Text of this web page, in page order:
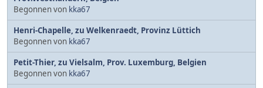
Begonnen von kka67
Henri-Chapelle, zu Welkenraedt, Provinz Lüttich
Begonnen von kka67
Petit-Thier, zu Vielsalm, Prov. Luxemburg, Belgien
Begonnen von kka67